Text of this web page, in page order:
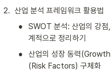
2. 산업 분석 프레임워크 활용법
•
SWOT 분석: 산업의 강점,
계적으로 정리하기
•
산업의 성장 동력
(Risk Factors) 구체화